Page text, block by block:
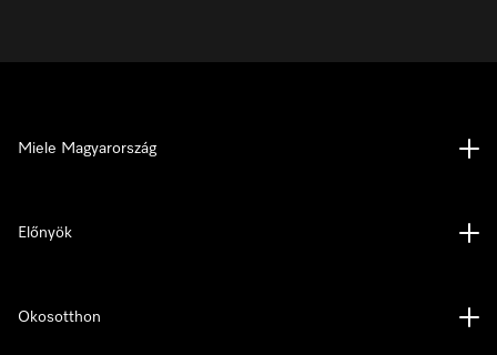
Miele Magyarország
Előnyök
Okosotthon